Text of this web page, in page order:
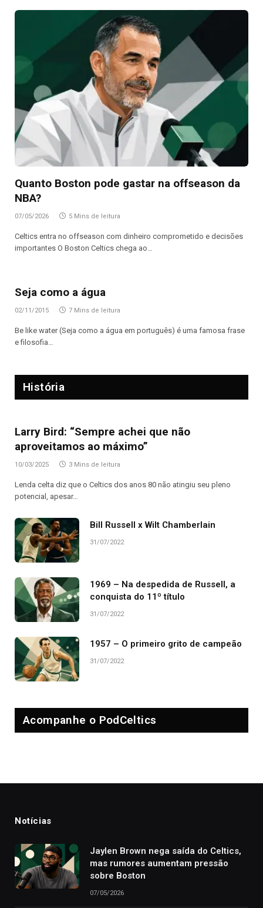
Quanto Boston pode gastar na offseason da
NBA?
07/05/2026 5 Mins de leitura
Celtics entra no offseason com dinheiro comprometido e decisões
importantes O Boston Celtics chega ao…
Seja como a água
02/11/2015 7 Mins de leitura
Be like water (Seja como a água em português) é uma famosa frase
e filosofia…
História
Larry Bird: “Sempre achei que não
aproveitamos ao máximo”
10/03/2025 3 Mins de leitura
Lenda celta diz que o Celtics dos anos 80 não atingiu seu pleno
potencial, apesar…
Bill Russell x Wilt Chamberlain
31/07/2022
1969 – Na despedida de Russell, a
conquista do 11º título
31/07/2022
1957 – O primeiro grito de campeão
31/07/2022
Acompanhe o PodCeltics
Notícias
Jaylen Brown nega saída do Celtics,
mas rumores aumentam pressão
sobre Boston
07/05/2026